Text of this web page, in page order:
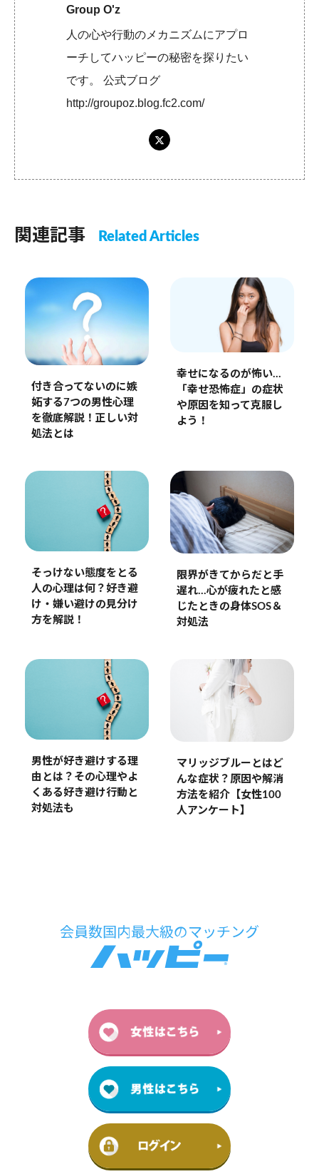
Group O'z
人の心や行動のメカニズムにアプロ
ーチしてハッピーの秘密を探りたい
です。 公式ブログ
http://groupoz.blog.fc2.com/
関連記事 Related Articles
付き合ってないのに嫉
妬する7つの男性心理
を徹底解説！正しい対
処法とは
幸せになるのが怖い…
「幸せ恐怖症」の症状
や原因を知って克服し
よう！
そっけない態度をとる
人の心理は何？好き避
け・嫌い避けの見分け
方を解説！
限界がきてからだと手
遅れ…心が疲れたと感
じたときの身体SOS＆
対処法
男性が好き避けする理
由とは？その心理やよ
くある好き避け行動と
対処法も
マリッジブルーとはど
んな症状？原因や解消
方法を紹介【女性100
人アンケート】